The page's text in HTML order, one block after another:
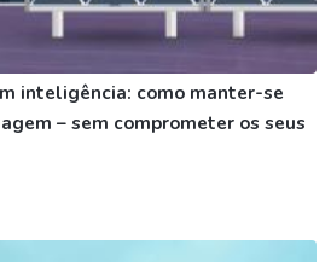
inteligência: como manter-se
– sem comprometer os seus